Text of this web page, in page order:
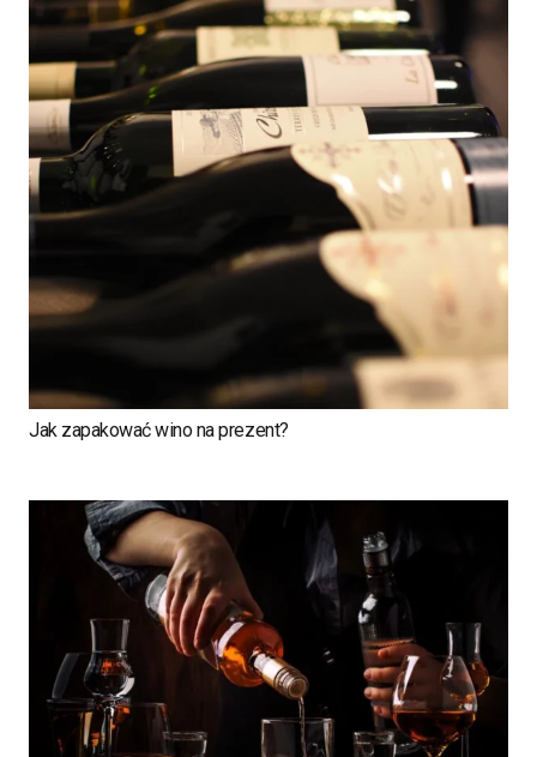
Jak zapakować wino na prezent?